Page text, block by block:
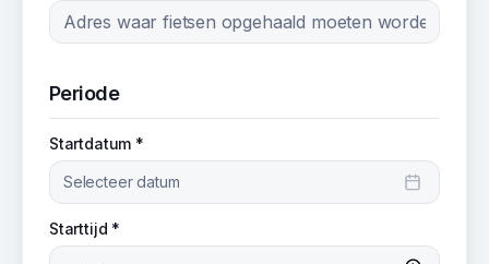
Periode
Startdatum *
Selecteer datum
Starttijd *